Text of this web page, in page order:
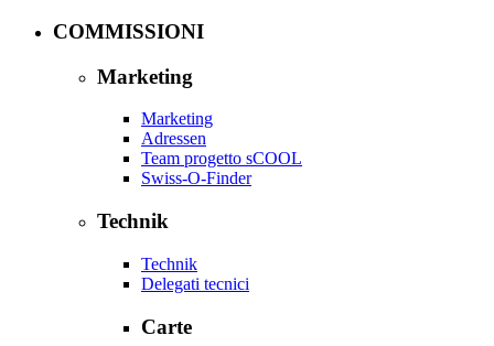
COMMISSIONI
Marketing
Marketing
Adressen
Team progetto sCOOL
Swiss-O-Finder
Technik
Technik
Delegati tecnici
Carte